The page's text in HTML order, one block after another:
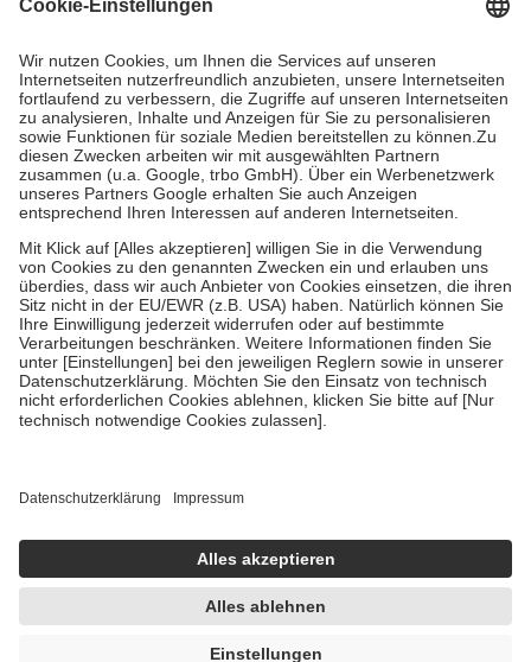
höchstens zehn Euro.
Es sind jedoch nie mehr als die tatsächlichen
Kosten der Leistung zu entrichten.
Diese Regeln gelten grundsätzlich auch für Online-Apotheken.
Bei Heilmitteln und häuslicher Krankenpflege beträgt die
Zuzahlung zehn Prozent der Kosten sowie zehn Euro je
Verordnung.
Um das Engagement der Versicherten für ihre eigene Gesundheit zu
stärken und die besondere Stellung der Familie zu unterstützen,
fallenkeine Zuzahlungenan bei:
• Kindern und Jugendlichen bis zum vollendeten 18. Lebensjahr
mit Ausnahme der Fahrkosten
• Untersuchungen zur Vorsorge und Früherkennung, die von der
GKV getragen werden
• empfohlenen Schutzimpfungen
• Harn- und Blutteststreifen
getroffen, um sicherzustellen, dass es sich um echte Bewertungen
https://help.etrusted.com/hc/de/articles/4419944605341
Einige Bilder und Inhalte wurden unter Zuhilfenahme künstlicher